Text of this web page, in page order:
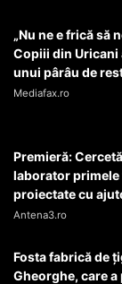
„Nu ne e frică să
Copiii din Uricani
unui pârâu de
Mediafax.ro
Premieră:
laborator
proiectate cu
Antena3.ro
Fosta fabrică de
Gheorghe, care